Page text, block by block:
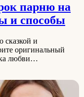
парню на
и способы
сказкой и
оригинальный
любви…